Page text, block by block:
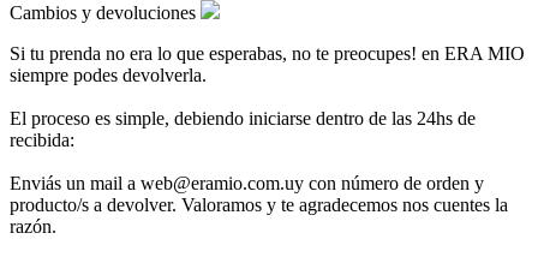
Cambios y devoluciones
Si tu prenda no era lo que esperabas, no te preocupes! en ERA MIO
siempre podes devolverla.
El proceso es simple, debiendo iniciarse dentro de las 24hs de
recibida:
Enviás un mail a web@eramio.com.uy con número de orden y
producto/s a devolver. Valoramos y te agradecemos nos cuentes la
razón.